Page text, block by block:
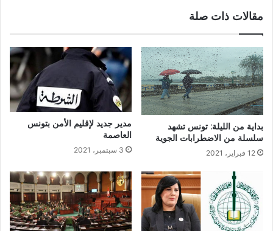
مقالات ذات صلة
بداية من الليلة: تونس تشهد
سلسلة من الاضطرابات الجوية
12 فبراير، 2021
مدير جديد لإقليم الأمن بتونس
العاصمة‎‎
3 سبتمبر، 2021